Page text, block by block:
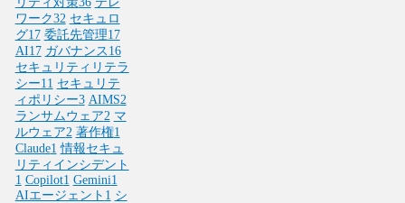
ワーク32 セキュロ
グ17 委託先管理17
AI17 ガバナンス 16
セキュリティリテラ
シー11 セキュリテ
ィポリシー3 AIMS2
ランサムウェア2 マ
ルウェア2 著作権1
Claude1 情報セキュ
リティインシデント
1 Copilot1 Gemini1
AIエージェント 1 シ